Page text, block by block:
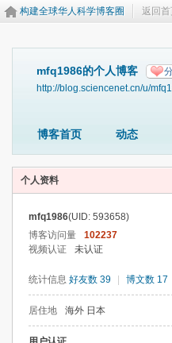
构建全球华人科学博客圈 返回
mfq1986的个人博客
http://blog.sciencenet.cn/u/
博客首页 动态
个人资料
mfq1986(UID: 593658)
博客访问量
102237
视频认证
未认证
统计信息 好友数 39 博文数 17
居住地 海外 日本